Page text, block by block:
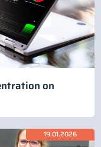
on
19.01.2026